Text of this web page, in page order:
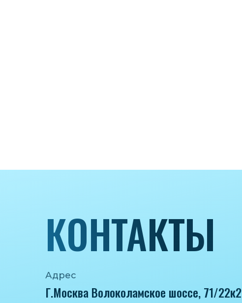
Адрес
Г.Москва Волоколамское шоссе, 71/22к2
КОНТАКТЫ